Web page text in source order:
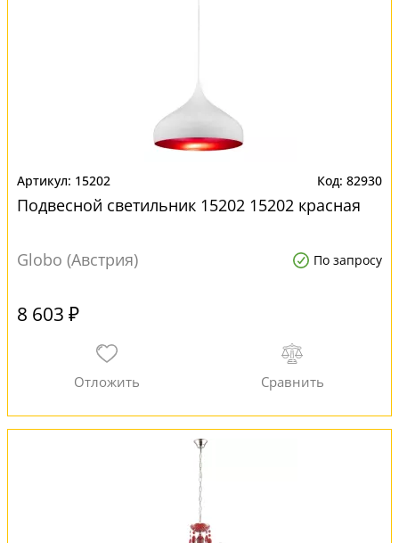
15202 82930
Подвесной светильник 15202 15202 красная
Globo (Австрия) По запросу
8 603 ₽